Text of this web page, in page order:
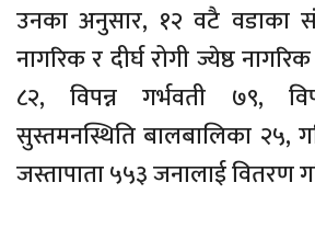
उनका अनुसार, १२ वटै वडाका
नागरिक र दीर्घ रोगी ज्येष्ठ
८२, विपन्न गर्भवती ७९,
सुस्तमनस्थिति बालबालिका २५,
जस्तापाता ५५३ जनालाई वितरण